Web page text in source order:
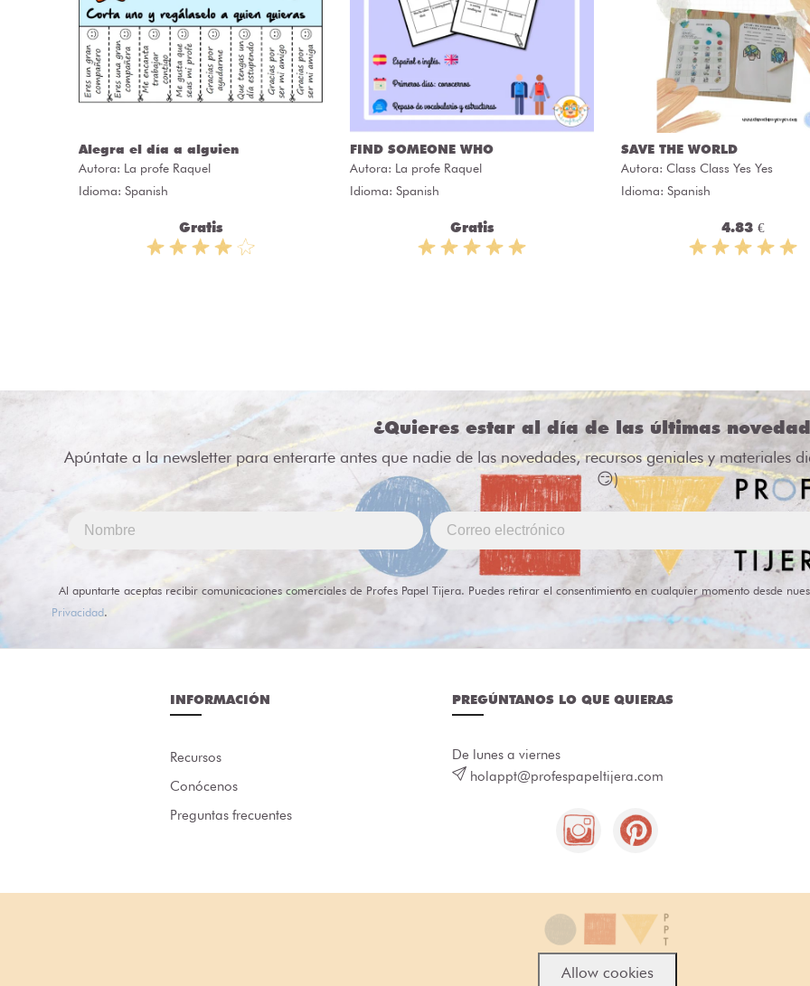
Alegra el día a alguien
Autora: La profe Raquel
Idioma: Spanish
Gratis
FIND SOMEONE WHO
Autora: La profe Raquel
Idioma: Spanish
Gratis
SAVE THE WORLD
Autora: Class Class Yes Yes
Idioma: Spanish
4.83 €
¿Quieres estar al día de las últimas
Apúntate a la newsletter para enterarte antes que nadie de las novedades, recursos geniales y materiales
😏)
Al apuntarte aceptas recibir comunicaciones comerciales de Profes Papel Tijera. Puedes retirar el consentimiento en cualquier momento desde
Privacidad.
INFORMACIÓN
Recursos
Conócenos
Preguntas frecuentes
PREGÚNTANOS LO QUE QUIERAS
De lunes a viernes
holappt@profespapeltijera.com
Allow cookies